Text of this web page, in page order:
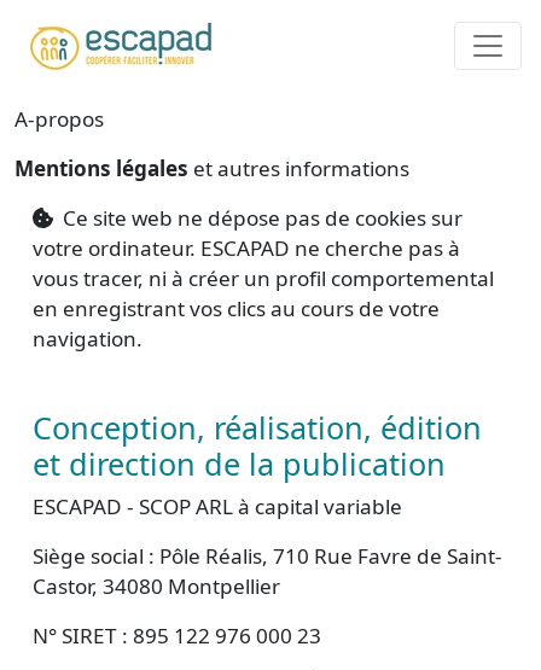
A-propos
Mentions légales et autres informations
Ce site web ne dépose pas de cookies sur
votre ordinateur. ESCAPAD ne cherche pas à
vous tracer, ni à créer un profil comportemental
en enregistrant vos clics au cours de votre
navigation.
Conception, réalisation, édition
et direction de la publication
ESCAPAD - SCOP ARL à capital variable
Siège social : Pôle Réalis, 710 Rue Favre de Saint-
Castor, 34080 Montpellier
N° SIRET : 895 122 976 000 23